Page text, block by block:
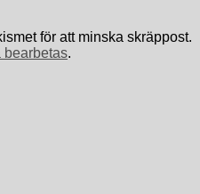
för att minska skräppost.
bearbetas.